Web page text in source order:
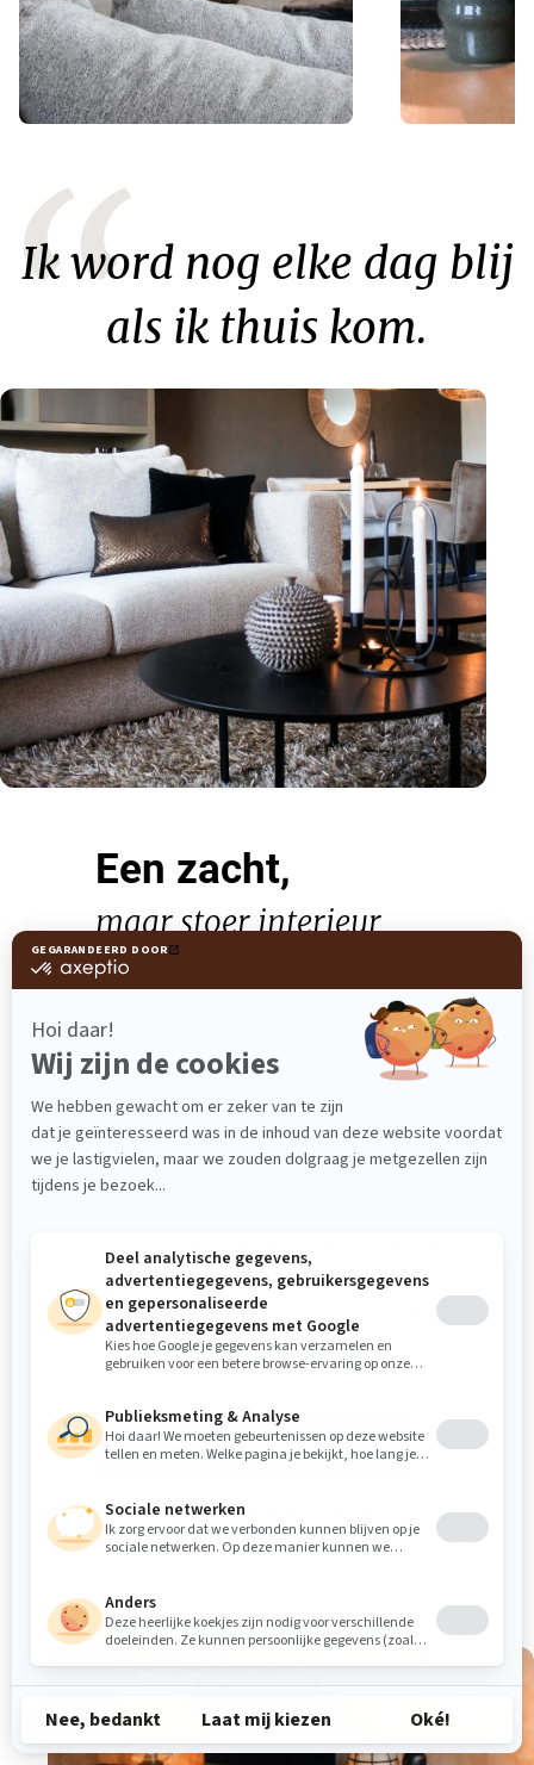
“
Ik word nog elke dag blij
als ik thuis kom.
Een zacht,
maar stoer interieur
“Voor Edwin heb ik gekozen voor
een
zacht, maar stoer interieur. Zachte
tinten en texturen, maar bijvoorbeeld wel
een strakke, donkere kast. Een behang
geeft een fijne sfeer en zorgt voor het
kleuraccent, zodat de rest mooi neutraal
kan blijven.”
Het interieur van Edwin mocht absoluut
geen typisch ‘mannenhuis’ worden, maar
juist sfeervol, om lekker in te koken en
visite te ontvangen!
Gratis interieuradvies aanvragen
Of ontdek onze unieke werkwijze